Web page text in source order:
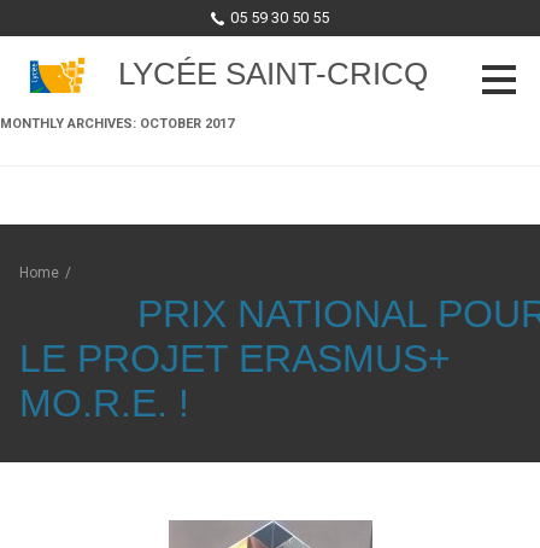
05 59 30 50 55
LYCÉE SAINT-CRICQ
MONTHLY ARCHIVES: OCTOBER 2017
Home /
PRIX NATIONAL
LE PROJET ERASMUS+
MO.R.E. !